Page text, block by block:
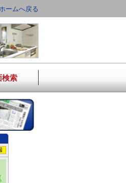
ームへ戻る
検索